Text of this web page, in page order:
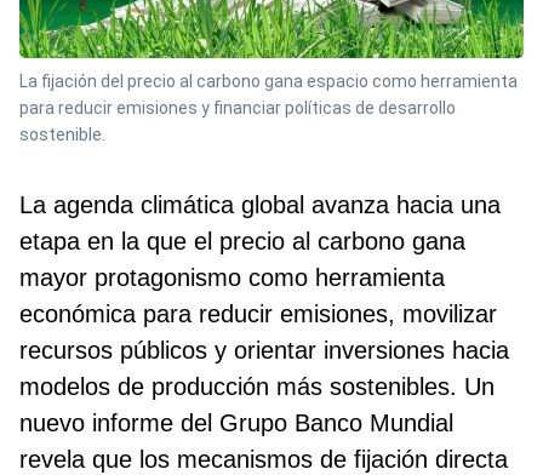
La fijación del precio al carbono gana espacio como herramienta
para reducir emisiones y financiar políticas de desarrollo
sostenible.
La agenda climática global avanza hacia una
etapa en la que el precio al carbono gana
mayor protagonismo como herramienta
económica para reducir emisiones, movilizar
recursos públicos y orientar inversiones hacia
modelos de producción más sostenibles. Un
nuevo informe del Grupo Banco Mundial
revela que los mecanismos de fijación directa